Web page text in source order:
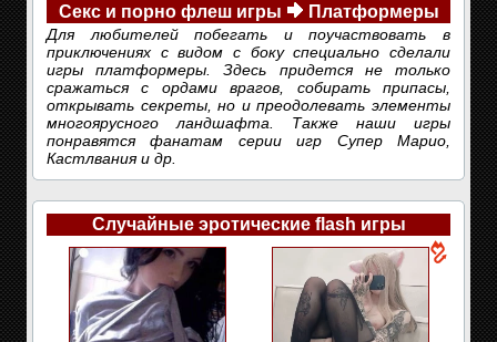
Секс и порно флеш игры Платформеры
Для любителей побегать и поучаствовать в
приключениях с видом с боку специально сделали
игры платформеры. Здесь придется не только
сражаться с ордами врагов, собирать припасы,
открывать секреты, но и преодолевать элементы
многоярусного ландшафта. Также наши игры
понравятся фанатам серии игр Супер Марио,
Кастлвания и др.
Случайные эротические flash игры